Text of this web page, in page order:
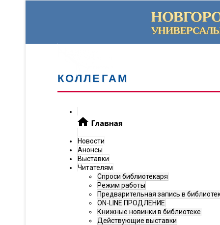
КОЛЛЕГАМ
Новости
Анонсы
Выставки
Читателям
Спроси библиотекаря
Режим работы
Предварительная запись в
ON-LINE ПРОДЛЕНИЕ
Книжные новинки в библиотеке
Действующие выставки